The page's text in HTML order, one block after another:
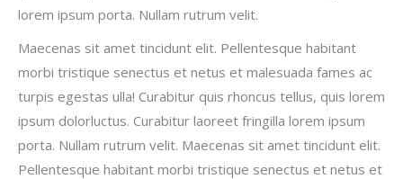
lorem ipsum porta. Nullam rutrum velit.
Maecenas sit amet tincidunt elit. Pellentesque habitant
morbi tristique senectus et netus et malesuada fames ac
turpis egestas ulla! Curabitur quis rhoncus tellus, quis lorem
ipsum dolorluctus. Curabitur laoreet fringilla lorem ipsum
porta. Nullam rutrum velit. Maecenas sit amet tincidunt elit.
Pellentesque habitant morbi tristique senectus et netus et